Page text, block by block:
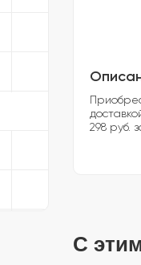
298 руб.
С